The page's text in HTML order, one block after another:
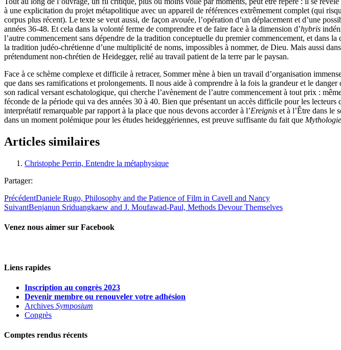
à une explicitation du projet métapolitique avec un appareil de références extrêmement complet (qui
corpus plus récent). Le texte se veut aussi, de façon avouée, l’opération d’un déplacement et d’une
années 36-48. Et cela dans la volonté ferme de comprendre et de faire face à la dimension d’hybris
l’autre commencement sans dépendre de la tradition conceptuelle du premier commencement, et dans
la tradition judéo-chrétienne d’une multiplicité de noms, impossibles à nommer, de Dieu. Mais aussi
prétendument non-chrétien de Heidegger, relié au travail patient de la terre par le paysan.
Face à ce schème complexe et difficile à retracer, Sommer mène à bien un travail d’organisation
que dans ses ramifications et prolongements. Il nous aide à comprendre à la fois la grandeur et le
son radical versant eschatologique, qui cherche l’avènement de l’autre commencement à tout prix :
féconde de la période qui va des années 30 à 40. Bien que présentant un accès difficile pour les
interprétatif remarquable par rapport à la place que nous devons accorder à l’Ereignis et à l’Être dans le
dans un moment polémique pour les études heideggériennes, est preuve suffisante du fait que
Articles similaires
Christophe Perrin, Entendre la métaphysique
Partager:
PrécédentDaniele Rugo, Philosophy and the Patience of Film in Cavell and Nancy
SuivantBenjanun Sriduangkaew and J. Moufawad-Paul, Methods Devour Themselves
Venez nous aimer sur Facebook
Liens rapides
Inscription au congrès 2023
Devenir membre ou renouveler votre adhésion
Archives Symposium
Congrès
Comptes rendus récents